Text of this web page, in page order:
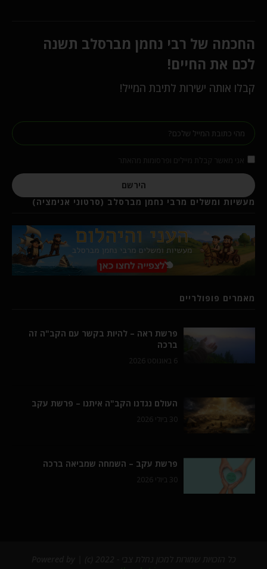
החכמה של רבי נחמן מברסלב תשנה
לכם את החיים!
קבלו אותה ישירות לתיבת המייל!
הירשם
מעשיות ומשלים מרבי נחמן מברסלב (סרטוני אנימציה)
מאמרים פופולריים
פרשת ראה – להיות בקשר עם הקב"ה זה
ברכה
6 באוגוסט 2026
העולם נגדנו הקב"ה איתנו – פרשת עקב
30 ביולי 2026
פרשת עקב – השמחה שמביאה ברכה
30 ביולי 2026